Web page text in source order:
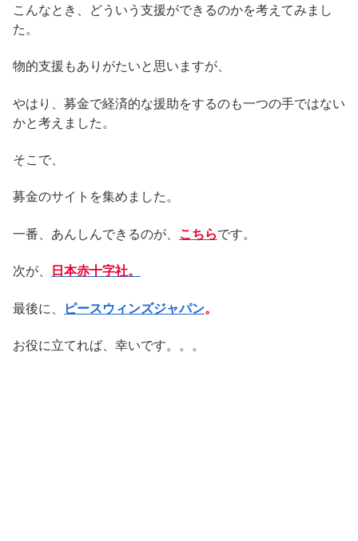
こんなとき、どういう支援ができるのかを考えてみまし
た。
物的支援もありがたいと思いますが、
やはり、募金で経済的な援助をするのも一つの手ではない
かと考えました。
そこで、
募金のサイトを集めました。
一番、あんしんできるのが、 こちらです。
次が、 日本赤十字社。
最後に、 ピースウィンズジャパン。
お役に立てれば、幸いです。。。